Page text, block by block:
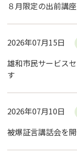
８月限定の出前講
2026年07月15日
雄和市民サービス
す
2026年07月10日
被爆証言講話会を